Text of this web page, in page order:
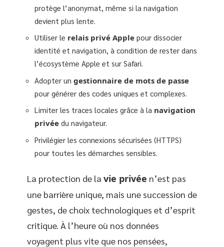
protège l’anonymat, même si la navigation
devient plus lente.
Utiliser le relais privé Apple pour dissocier
identité et navigation, à condition de rester dans
l’écosystème Apple et sur Safari.
Adopter un gestionnaire de mots de passe
pour générer des codes uniques et complexes.
Limiter les traces locales grâce à la navigation
privée du navigateur.
Privilégier les connexions sécurisées (HTTPS)
pour toutes les démarches sensibles.
La protection de la vie privée n’est pas
une barrière unique, mais une succession de
gestes, de choix technologiques et d’esprit
critique. À l’heure où nos données
voyagent plus vite que nos pensées,